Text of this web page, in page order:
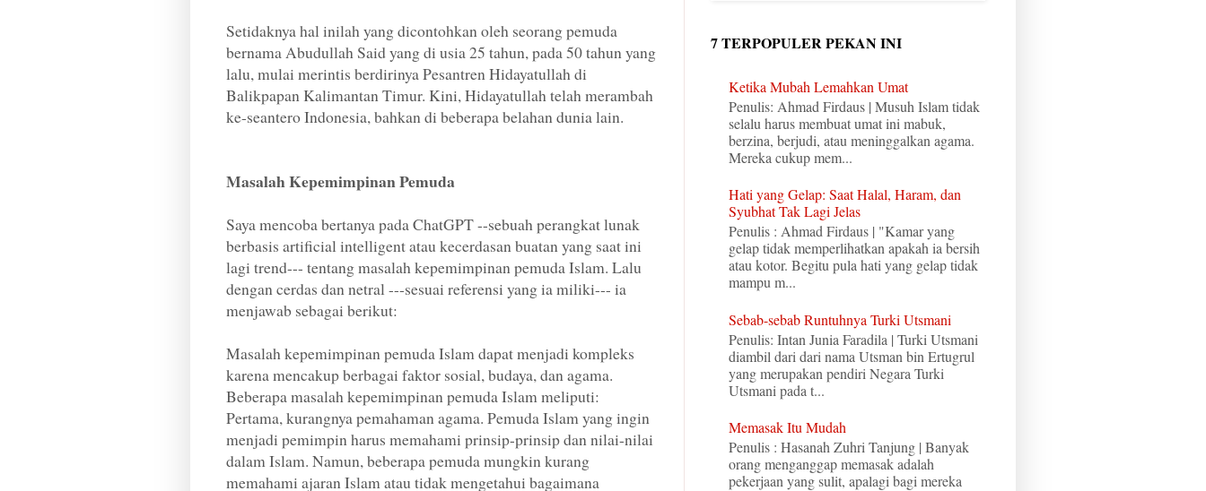
Setidaknya hal inilah yang dicontohkan oleh seorang pemuda
bernama Abudullah Said yang di usia 25 tahun, pada 50 tahun yang
lalu, mulai merintis berdirinya Pesantren Hidayatullah di
Balikpapan Kalimantan Timur. Kini, Hidayatullah telah merambah
ke-seantero Indonesia, bahkan di beberapa belahan dunia lain.
Masalah Kepemimpinan Pemuda
Saya mencoba bertanya pada ChatGPT --sebuah perangkat lunak
berbasis artificial intelligent atau kecerdasan buatan yang saat ini
lagi trend--- tentang masalah kepemimpinan pemuda Islam. Lalu
dengan cerdas dan netral ---sesuai referensi yang ia miliki--- ia
menjawab sebagai berikut:
Masalah kepemimpinan pemuda Islam dapat menjadi kompleks
karena mencakup berbagai faktor sosial, budaya, dan agama.
Beberapa masalah kepemimpinan pemuda Islam meliputi:
Pertama, kurangnya pemahaman agama. Pemuda Islam yang ingin
menjadi pemimpin harus memahami prinsip-prinsip dan nilai-nilai
dalam Islam. Namun, beberapa pemuda mungkin kurang
memahami ajaran Islam atau tidak mengetahui bagaimana
7 TERPOPULER PEKAN INI
Ketika Mubah Lemahkan Umat
Penulis: Ahmad Firdaus | Musuh Islam tidak
selalu harus membuat umat ini mabuk,
berzina, berjudi, atau meninggalkan agama.
Mereka cukup mem...
Hati yang Gelap: Saat Halal, Haram, dan
Syubhat Tak Lagi Jelas
Penulis : Ahmad Firdaus | "Kamar yang
gelap tidak memperlihatkan apakah ia bersih
atau kotor. Begitu pula hati yang gelap tidak
mampu m...
Sebab-sebab Runtuhnya Turki Utsmani
Penulis: Intan Junia Faradila | Turki Utsmani
diambil dari dari nama Utsman bin Ertugrul
yang merupakan pendiri Negara Turki
Utsmani pada t...
Memasak Itu Mudah
Penulis : Hasanah Zuhri Tanjung | Banyak
orang menganggap memasak adalah
pekerjaan yang sulit, apalagi bagi mereka